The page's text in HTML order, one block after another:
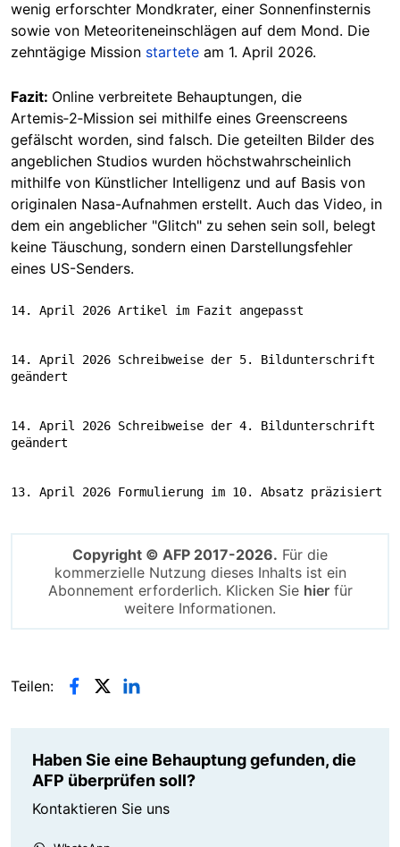
wenig erforschter Mondkrater, einer Sonnenfinsternis
sowie von Meteoriteneinschlägen auf dem Mond. Die
zehntägige Mission startete am 1. April 2026.
Fazit: Online verbreitete Behauptungen, die
Artemis‑2‑Mission sei mithilfe eines Greenscreens
gefälscht worden, sind falsch. Die geteilten Bilder des
angeblichen Studios wurden höchstwahrscheinlich
mithilfe von Künstlicher Intelligenz und auf Basis von
originalen Nasa-Aufnahmen erstellt. Auch das Video, in
dem ein angeblicher "Glitch" zu sehen sein soll, belegt
keine Täuschung, sondern einen Darstellungsfehler
eines US-Senders.
14. April 2026 Artikel im Fazit angepasst
14. April 2026 Schreibweise der 5. Bildunterschrift
geändert
14. April 2026 Schreibweise der 4. Bildunterschrift
geändert
13. April 2026 Formulierung im 10. Absatz präzisiert
Copyright © AFP 2017-2026. Für die
kommerzielle Nutzung dieses Inhalts ist ein
Abonnement erforderlich. Klicken Sie hierfür
weitere Informationen.
Teilen:
Haben Sie eine Behauptung gefunden, die
AFP überprüfen soll?
Kontaktieren Sie uns